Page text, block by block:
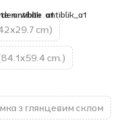
cm)
cm.)
з глянцевим склом